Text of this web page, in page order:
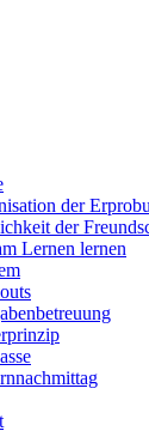
der
der
Lernen lernen